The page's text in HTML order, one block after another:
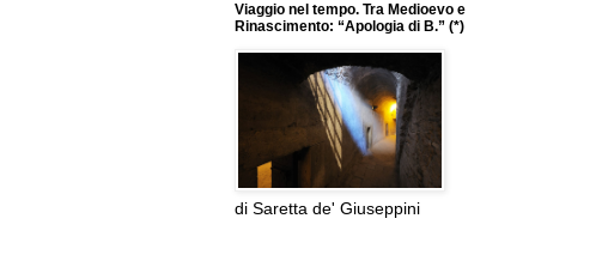
Viaggio nel tempo. Tra Medioevo e
Rinascimento: “Apologia di B.” (*)
di Saretta de' Giuseppini